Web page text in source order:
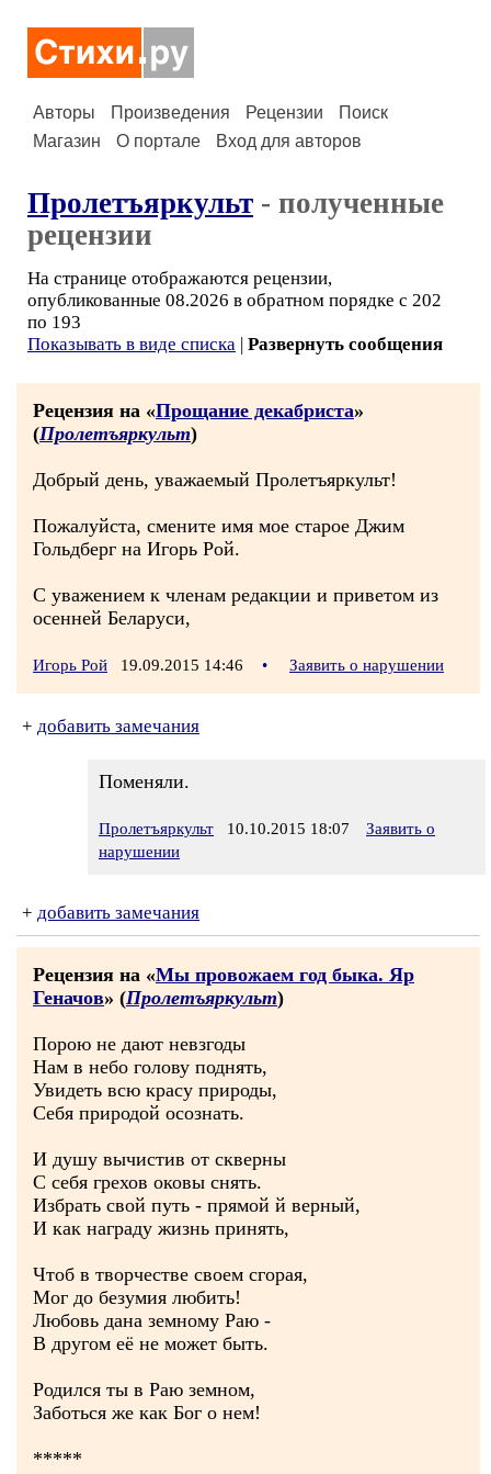
Авторы Произведения Рецензии
Поиск
Магазин
О портале Вход для авторов
Пролетъяркульт - полученные
рецензии
На странице отображаются рецензии,
опубликованные 08.2026 в обратном порядке с 202
по 193
Показывать в виде списка | Развернуть сообщения
Рецензия на «Прощание декабриста»
(Пролетъяркульт)
Добрый день, уважаемый Пролетъяркульт!
Пожалуйста, смените имя мое старое Джим
Гольдберг на Игорь Рой.
С уважением к членам редакции и приветом из
осенней Беларуси,
Игорь Рой 19.09.2015 14:46 • Заявить о нарушении
+ добавить замечания
Поменяли.
Пролетъяркульт 10.10.2015 18:07
Заявить о
нарушении
+ добавить замечания
Рецензия на «Мы провожаем год быка. Яр
Геначов» (Пролетъяркульт)
Порою не дают невзгоды
Нам в небо голову поднять,
Увидеть всю красу природы,
Себя природой осознать.
И душу вычистив от скверны
С себя грехов оковы снять.
Избрать свой путь - прямой й верный,
И как награду жизнь принять,
Чтоб в творчестве своем сгорая,
Мог до безумия любить!
Любовь дана земному Раю -
В другом её не может быть.
Родился ты в Раю земном,
Заботься же как Бог о нем!
*****